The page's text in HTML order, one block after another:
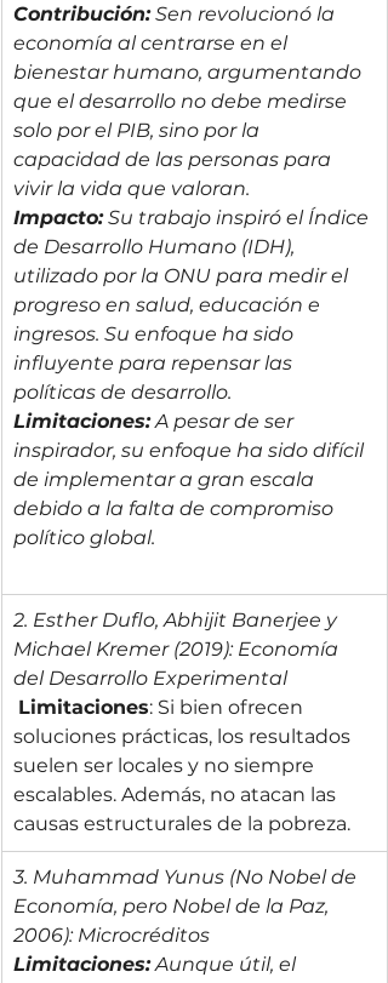
Contribución: Sen revolucionó la
economía al centrarse en el
bienestar humano, argumentando
que el desarrollo no debe medirse
solo por el PIB, sino por la
capacidad de las personas para
vivir la vida que valoran.
Impacto: Su trabajo inspiró el Índice
de Desarrollo Humano (IDH),
utilizado por la ONU para medir el
progreso en salud, educación e
ingresos. Su enfoque ha sido
influyente para repensar las
políticas de desarrollo.
Limitaciones: A pesar de ser
inspirador, su enfoque ha sido difícil
de implementar a gran escala
debido a la falta de compromiso
político global.
2. Esther Duflo, Abhijit Banerjee y
Michael Kremer (2019): Economía
del Desarrollo Experimental
Limitaciones: Si bien ofrecen
soluciones prácticas, los resultados
suelen ser locales y no siempre
escalables. Además, no atacan las
causas estructurales de la pobreza.
3. Muhammad Yunus (No Nobel de
Economía, pero Nobel de la Paz,
2006): Microcréditos
Limitaciones: Aunque útil, el